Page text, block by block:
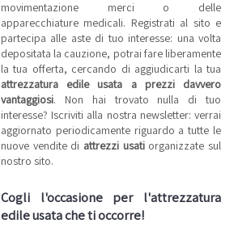
movimentazione merci o delle
apparecchiature medicali. Registrati al sito e
partecipa alle aste di tuo interesse: una volta
depositata la cauzione, potrai fare liberamente
la tua offerta, cercando di aggiudicarti la tua
attrezzatura edile usata a prezzi davvero
vantaggiosi. Non hai trovato nulla di tuo
interesse? Iscriviti alla nostra newsletter: verrai
aggiornato periodicamente riguardo a tutte le
nuove vendite di attrezzi usatiorganizzate sul
nostro sito.
Cogli l'occasione per l'attrezzatura
edile usata che ti occorre!